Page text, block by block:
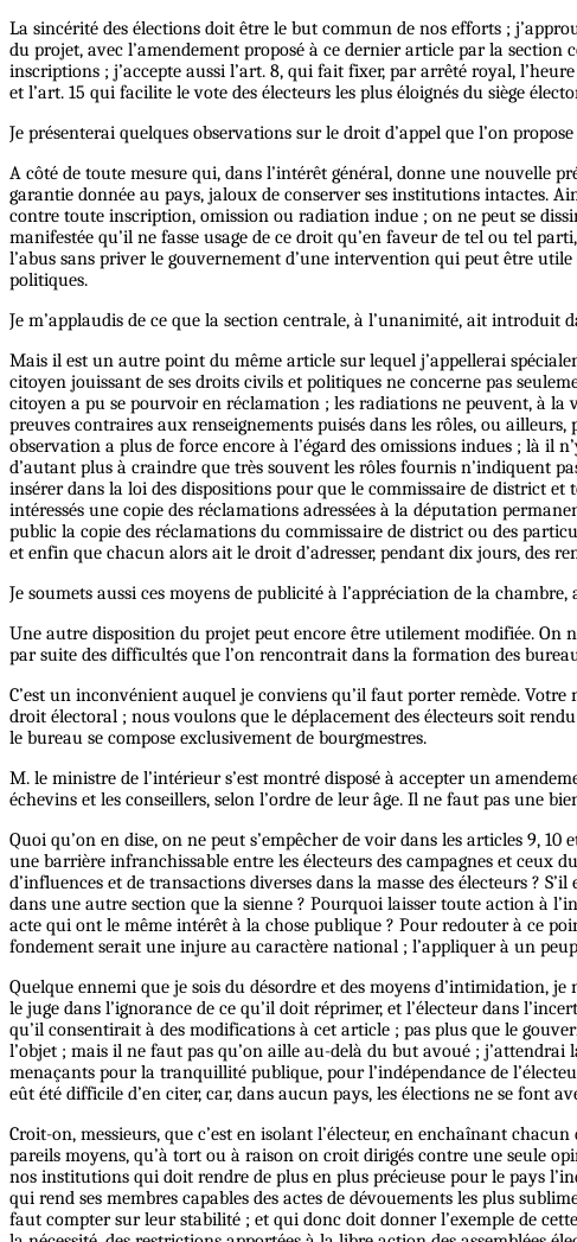
La sincérité des élections doit être le but commun de nos efforts ;
du projet, avec l’amendement proposé à ce dernier article par la
inscriptions ; j’accepte aussi l’art. 8, qui fait fixer, par arrêté royal,
et l’art. 15 qui facilite le vote des électeurs les plus éloignés du siège
Je présenterai quelques observations sur le droit d’appel que l’on
A côté de toute mesure qui, dans l’intérêt général, donne une nouvelle
garantie donnée au pays, jaloux de conserver ses institutions intactes.
contre toute inscription, omission ou radiation indue ; on ne peut se
manifestée qu’il ne fasse usage de ce droit qu’en faveur de tel ou tel
l’abus sans priver le gouvernement d’une intervention qui peut être
politiques.
Je m’applaudis de ce que la section centrale, à l’unanimité, ait introduit
Mais il est un autre point du même article sur lequel j’appellerai
citoyen jouissant de ses droits civils et politiques ne concerne pas
citoyen a pu se pourvoir en réclamation ; les radiations ne peuvent, à la
preuves contraires aux renseignements puisés dans les rôles, ou
observation a plus de force encore à l’égard des omissions indues ; là il
d’autant plus à craindre que très souvent les rôles fournis n’indiquent
insérer dans la loi des dispositions pour que le commissaire de district
intéressés une copie des réclamations adressées à la députation
public la copie des réclamations du commissaire de district ou des
et enfin que chacun alors ait le droit d’adresser, pendant dix jours, des
Je soumets aussi ces moyens de publicité à l’appréciation de la
Une autre disposition du projet peut encore être utilement modifiée. On
par suite des difficultés que l’on rencontrait dans la formation des
C’est un inconvénient auquel je conviens qu’il faut porter remède. Votre
droit électoral ; nous voulons que le déplacement des électeurs soit
le bureau se compose exclusivement de bourgmestres.
M. le ministre de l’intérieur s’est montré disposé à accepter un
échevins et les conseillers, selon l’ordre de leur âge. Il ne faut pas une
Quoi qu’on en dise, on ne peut s’empêcher de voir dans les articles 9,
une barrière infranchissable entre les électeurs des campagnes et ceux
d’influences et de transactions diverses dans la masse des électeurs ?
dans une autre section que la sienne ? Pourquoi laisser toute action à
acte qui ont le même intérêt à la chose publique ? Pour redouter à ce
fondement serait une injure au caractère national ; l’appliquer à un
Quelque ennemi que je sois du désordre et des moyens d’intimidation,
le juge dans l’ignorance de ce qu’il doit réprimer, et l’électeur dans
qu’il consentirait à des modifications à cet article ; pas plus que le
l’objet ; mais il ne faut pas qu’on aille au-delà du but avoué ;
menaçants pour la tranquillité publique, pour l’indépendance de
eût été difficile d’en citer, car, dans aucun pays, les élections ne se font
Croit-on, messieurs, que c’est en isolant l’électeur, en enchaînant
pareils moyens, qu’à tort ou à raison on croit dirigés contre une seule
nos institutions qui doit rendre de plus en plus précieuse pour le pays
qui rend ses membres capables des actes de dévouements les plus
faut compter sur leur stabilité ; et qui donc doit donner l’exemple de